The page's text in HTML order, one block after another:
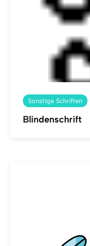
Sonstige Schriften
Blindenschrift